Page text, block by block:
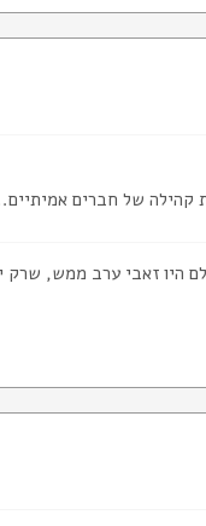
קהילה של חברים
היו זאבי ערב ממש, שרק